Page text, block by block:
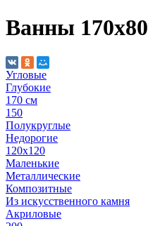
Ванны 170х80
Угловые
Глубокие
170 см
150
Полукруглые
Недорогие
120х120
Маленькие
Металлические
Композитные
Из искусственного камня
Акриловые